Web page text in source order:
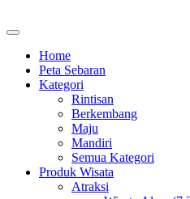
Home
Peta Sebaran
Kategori
Rintisan
Berkembang
Maju
Mandiri
Semua Kategori
Produk Wisata
Atraksi